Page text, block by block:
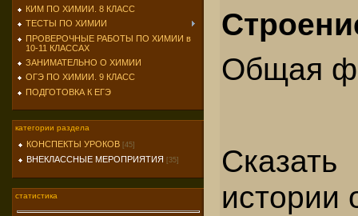
КИМ ПО ХИМИИ. 8 КЛАСС
ТЕСТЫ ПО ХИМИИ
ПРОВЕРОЧНЫЕ РАБОТЫ ПО ХИМИИ в
10-11 КЛАССАХ
ЗАНИМАТЕЛЬНО О ХИМИИ
ОГЭ ПО ХИМИИ. 9 КЛАСС
ПОДГОТОВКА К ЕГЭ
категории раздела
КОНСПЕКТЫ УРОКОВ [45]
ВНЕКЛАССНЫЕ МЕРОПРИЯТИЯ [35]
статистика
Общая
истории